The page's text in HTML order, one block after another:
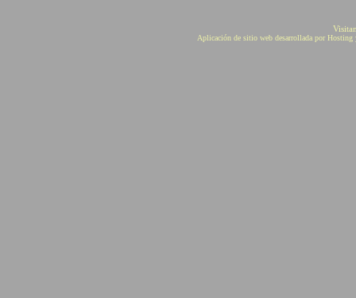
Aplicación de sitio web desarrollada por